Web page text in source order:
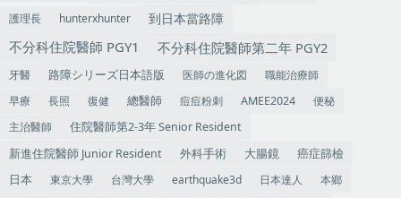
護理長
hunterxhunter 到日本當路障
不分科住院醫師 PGY1 不分科住院醫師第二年 PGY2
牙醫 路障シリーズ日本語版 医師の進化図
職能治療師
早療
長照 復健 總醫師 痘痘粉刺 AMEE2024
便秘
主治醫師
住院醫師第2-3年 Senior Resident
新進住院醫師 Junior Resident
外科手術 大腸鏡 癌症篩檢
日本 東京大學 台灣大學 earthquake3d 日本達人
本鄉